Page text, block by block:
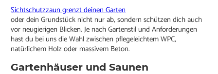
Sichtschutzzaun grenzt deinen Garten
oder dein Grundstück nicht nur ab, sondern schützen dich auch
vor neugierigen Blicken. Je nach Gartenstil und Anforderungen
hast du bei uns die Wahl zwischen pflegeleichtem WPC,
natürlichem Holz oder massivem Beton.
Gartenhäuser und Saunen